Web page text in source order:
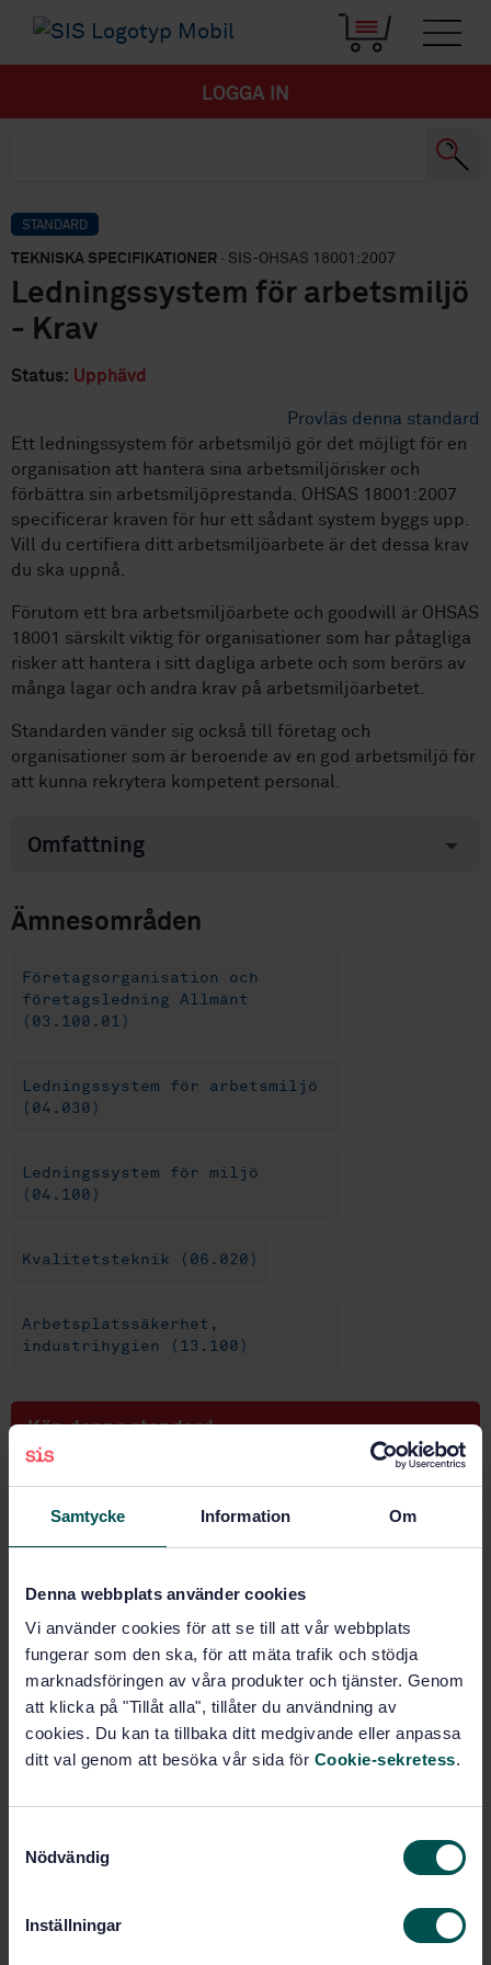
Samtycke Information Om
Denna webbplats använder cookies
Vi använder cookies för att se till att vår webbplats
fungerar som den ska, för att mäta trafik och stödja
marknadsföringen av våra produkter och tjänster. Genom
att klicka på "Tillåt alla", tillåter du användning av
cookies. Du kan ta tillbaka ditt medgivande eller anpassa
ditt val genom att besöka vår sida för Cookie-sekretess.
Nödvändig
Inställningar
LOGGA IN
STANDARD
TEKNISKA SPECIFIKATIONER · SIS-OHSAS 18001:2007
Ledningssystem för arbetsmiljö
- Krav
Status: Upphävd
Provläs denna standard
Ett ledningssystem för arbetsmiljö gör det möjligt för en
organisation att hantera sina arbetsmiljörisker och
förbättra sin arbetsmiljöprestanda. OHSAS 18001:2007
specificerar kraven för hur ett sådant system byggs upp.
Vill du certifiera ditt arbetsmiljöarbete är det dessa krav
du ska uppnå.
Förutom ett bra arbetsmiljöarbete och goodwill är OHSAS
18001 särskilt viktig för organisationer som har påtagliga
risker att hantera i sitt dagliga arbete och som berörs av
många lagar och andra krav på arbetsmiljöarbetet.
Standarden vänder sig också till företag och
organisationer som är beroende av en god arbetsmiljö för
att kunna rekrytera kompetent personal.
Omfattning
Ämnesområden
Företagsorganisation och
företagsledning Allmänt
(03.100.01)
Ledningssystem för arbetsmiljö
(04.030)
Ledningssystem för miljö
(04.100)
Kvalitetsteknik (06.020)
Arbetsplatssäkerhet,
industrihygien (13.100)
Köp denna standard
TEKNISKA SPECIFIKATIONER· SIS-OHSAS 18001:2007
Ledningssystem för arbetsmiljö - Krav
Prenumerera på standarden - Läs mer
PDF
Lägg i varukorgen
Fler alternativ
Miljöledning, SIS/TK 207
Internationell titel:
Occupational health and